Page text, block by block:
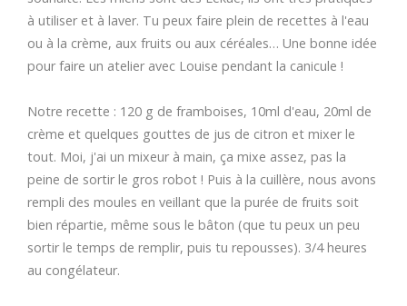
à utiliser et à laver. Tu peux faire plein de recettes à l'eau
ou à la crème, aux fruits ou aux céréales… Une bonne idée
pour faire un atelier avec Louise pendant la canicule !
Notre recette : 120 g de framboises, 10ml d'eau, 20ml de
crème et quelques gouttes de jus de citron et mixer le
tout. Moi, j'ai un mixeur à main, ça mixe assez, pas la
peine de sortir le gros robot ! Puis à la cuillère, nous avons
rempli des moules en veillant que la purée de fruits soit
bien répartie, même sous le bâton (que tu peux un peu
sortir le temps de remplir, puis tu repousses). 3/4 heures
au congélateur.